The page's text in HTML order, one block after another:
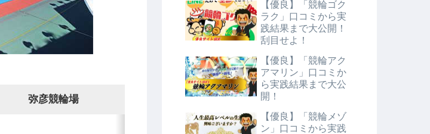
弥彦競輪場
【優良】「競輪ゴク
ラク」口コミから実
践結果まで大公開！
刮目せよ！
【優良】「競輪アク
アマリン」口コミか
ら実践結果まで大公
開！
【優良】「競輪メゾ
ン」口コミから実践